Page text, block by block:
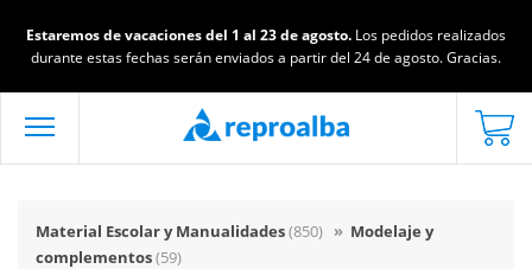
Estaremos de vacaciones del 1 al 23 de agosto. Los pedidos realizados
durante estas fechas serán enviados a partir del 24 de agosto. Gracias.
Material Escolar y Manualidades(850) » Modelaje y
complementos(59)